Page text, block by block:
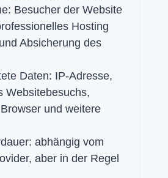
Besucher der Website
Hosting
Absicherung des
Daten: IP-Adresse,
Websitebesuchs,
und weitere
abhängig vom
aber in der Regel